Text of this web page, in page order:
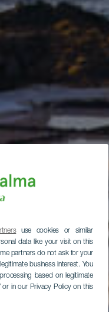
use cookies or similar
data like your visit on this
partners do not ask for your
business interest. You
based on legitimate
or in our Privacy Policy on this